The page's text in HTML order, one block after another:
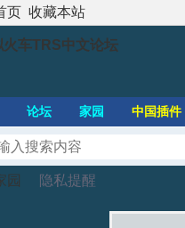
页 收藏本站
论坛 家园 中国插件
园 隐私提醒